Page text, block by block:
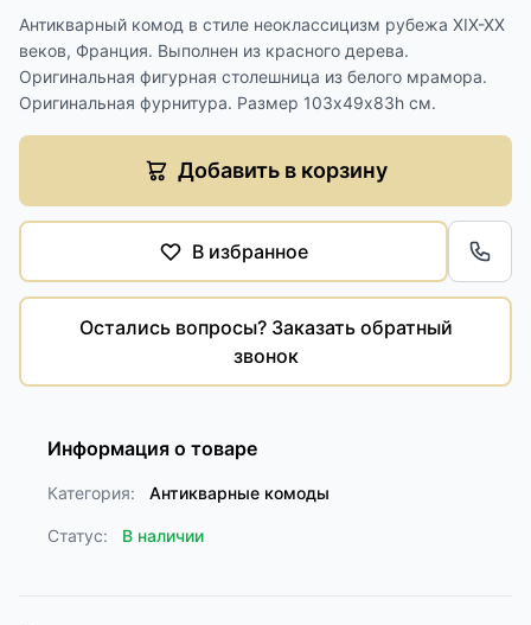
Антикварный комод в стиле неоклассицизм рубежа XIX-XX
веков, Франция. Выполнен из красного дерева.
Оригинальная фигурная столешница из белого мрамора.
Оригинальная фурнитура. Размер 103х49х83h см.
Добавить в корзину
В избранное
Остались вопросы? Заказать обратный
звонок
Информация о товаре
Категория: Антикварные комоды
Статус: В наличии